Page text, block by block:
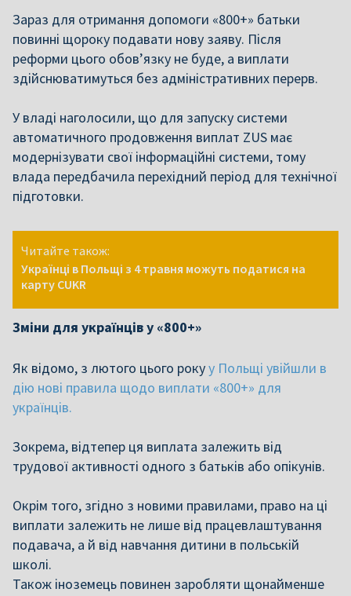
Зараз для отримання допомоги «800+» батьки
повинні щороку подавати нову заяву. Після
реформи цього обов’язку не буде, а виплати
здійснюватимуться без адміністративних перерв.
У владі наголосили, що для запуску системи
автоматичного продовження виплат ZUS має
модернізувати свої інформаційні системи, тому
влада передбачила перехідний період для технічної
підготовки.
Читайте також:
Українці в Польщі з 4 травня можуть податися на
карту CUKR
Зміни для українців у «800+»
Як відомо, з лютого цього рокуу Польщі увійшли в
дію нові правила щодо виплати «800+» для
українців.
Зокрема, відтепер ця виплата залежить від
трудової активності одного з батьків або опікунів.
Окрім того, згідно з новими правилами, право на ці
виплати залежить не лише від працевлаштування
подавача, а й від навчання дитини в польській
школі.
Також іноземець повинен заробляти щонайменше